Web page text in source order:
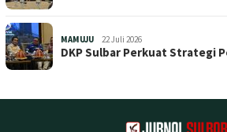
MAMUJU 22 Juli 2026
DKP Sulbar Perkuat Strategi